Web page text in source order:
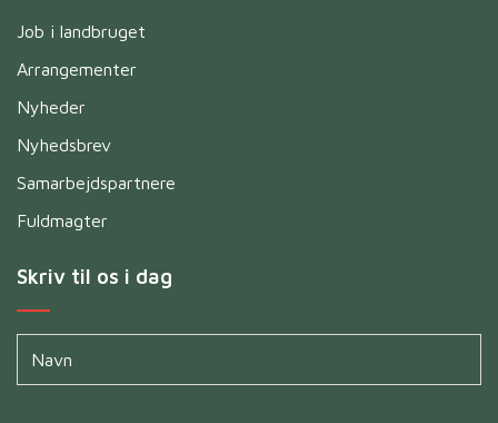
Job i landbruget
Arrangementer
Nyheder
Nyhedsbrev
Samarbejdspartnere
Fuldmagter
Skriv til os i dag
Navn*